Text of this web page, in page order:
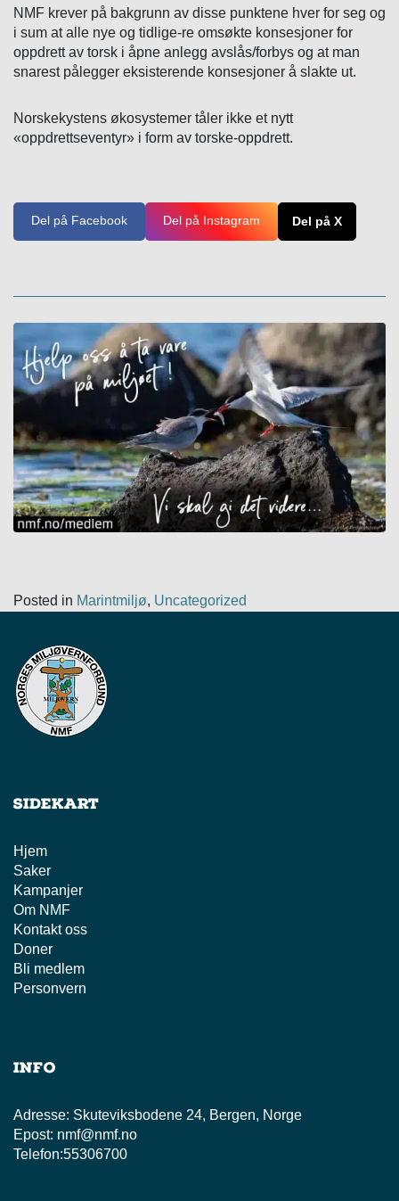
NMF krever på bakgrunn av disse punktene hver for seg og
i sum at alle nye og tidlige-re omsøkte konsesjoner for
oppdrett av torsk i åpne anlegg avslås/forbys og at man
snarest pålegger eksisterende konsesjoner å slakte ut.
Norskekystens økosystemer tåler ikke et nytt
«oppdrettseventyr» i form av torske-oppdrett.
Del på Facebook Del på Instagram Del på X
Posted in Marintmiljø, Uncategorized
Sidekart
Hjem
Saker
Kampanjer
Om NMF
Kontakt oss
Doner
Bli medlem
Personvern
Info
Adresse: Skuteviksbodene 24, Bergen, Norge
Epost: nmf@nmf.no
Telefon:55306700